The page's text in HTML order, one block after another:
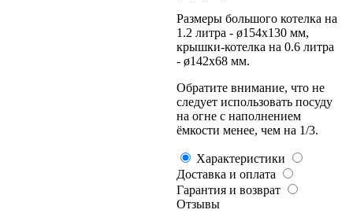
Размеры большого котелка на
1.2 литра - ø154x130 мм,
крышки-котелка на 0.6 литра
- ø142x68 мм.
Обратите внимание, что не
следует использовать посуду
на огне с наполнением
ёмкости менее, чем на 1/3.
Характеристики
Доставка и оплата
Гарантия и возврат
Отзывы